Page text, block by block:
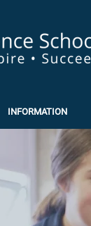
INFORMATION